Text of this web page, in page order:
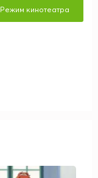
Режим кинотеатра